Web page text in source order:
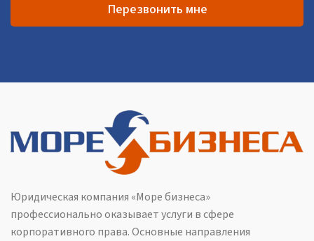
Перезвонить мне
Юридическая компания «Море бизнеса»
профессионально оказывает услуги в сфере
корпоративного права. Основные направления